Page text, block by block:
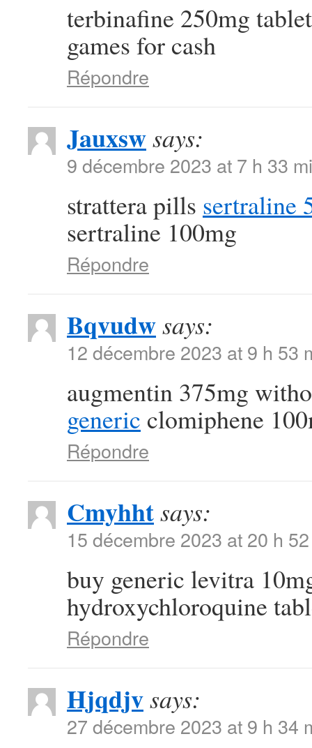
terbinafine 250mg
games for cash
Répondre
Jauxswsays:
9 décembre 2023 at 7 h 33
strattera pills sertraline
sertraline 100mg
Répondre
Bqvudwsays:
12 décembre 2023 at 9 h 53
augmentin 375mg
generic clomiphene
Répondre
Cmyhhtsays:
15 décembre 2023 at 20 h
buy generic levitra
hydroxychloroquine
Répondre
Hjqdjvsays:
27 décembre 2023 at 9 h 34